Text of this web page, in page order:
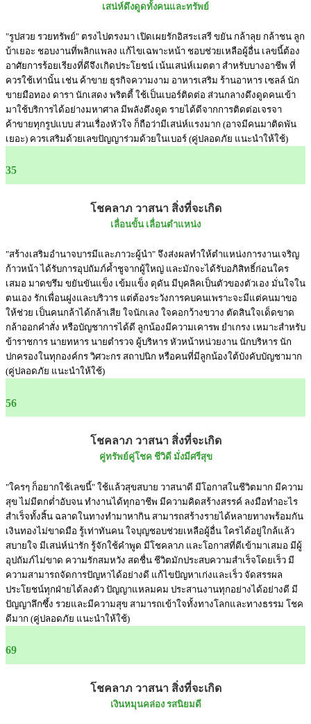
เสน่ห์ดึงดูดทั้งคนและทรัพย์
"รูปสวย รวยทรัพย์" ตรงไปตรงมา เปิดเผยรักอิสระเสรี ขยัน กล้าลุย กล้าชน ลูก
บ้าเยอะ ชอบงานที่พลิกแพลง แก้ไขเฉพาะหน้า ชอบช่วยเหลือผู้อื่น เลขนี้ต้อง
อาศัยการร้อยเรียงที่ดีจึงเกิดประโยชน์ เน้นเสน่ห์เมตตา สำหรับบางอาชีพ ที่
ควรใช้เท่านั้น เช่น ค้าขาย ธุรกิจความงาม อาหารเสริม ร้านอาหาร เซลล์ นัก
ขายมือทอง ดารา นักเสดง พริตตี้ ใช้เป็นเบอร์ติดต่อ ส่วนกลางดึงดูดคนเข้า
มาใช้บริการได้อย่างมหาศาล มีพลังดึงดูด รายได้ดีจากการติดต่อเจรจา
ค้าขายทุกรูปแบบ ส่วนเรื่องหัวใจ ก็ถือว่ามีเสน่ห์แรงมาก (อาจมีคนมาติดพัน
เยอะ) ควรเสริมด้วยเลขปัญญาร่วมด้วยในเบอร์ (คู่ปลอดภัย แนะนำให้ใช้)
35
โชคลาภ วาสนา สิ่งที่จะเกิด
เลื่อนขั้น เลื่อนตำแหน่ง
"สร้างเสริมอำนาจบารมีและภาวะผู้นำ" จึงส่งผลทำให้ตำแหน่งการงานเจริญ
ก้าวหน้า ได้รับการอุปถัมภ์ค้ำชูจากผู้ใหญ่ และมักจะได้รับอภิสิทธิ์ก่อนใคร
เสมอ มาดขรึม ขยันขันแข็ง เข้มแข็ง ดุดัน มีบุคลิคเป็นตัวของตัวเอง มั่นใจใน
ตนเอง รักเพื่อนฝูงและบริวาร แต่ต้องระวังการคบคนเพราะจะมีแต่คนมาขอ
ให้ช่วย เป็นคนกล้าได้กล้าเสีย ใจนักเลง ใจคอกว้างขวาง ตัดสินใจเด็ดขาด
กล้าออกคำสั่ง หรือบัญชาการได้ดี ลูกน้องมีความเคารพ ยำเกรง เหมาะสำหรับ
ข้าราชการ นายทหาร นายตำรวจ ผู้บริหาร หัวหน้าหน่วยงาน นักบริหาร นัก
ปกครองในทุกองค์กร วิศวะกร สถาปนิก หรือคนที่มีลูกน้องใต้บังคับบัญชามาก
(คู่ปลอดภัย แนะนำให้ใช้)
56
โชคลาภ วาสนา สิ่งที่จะเกิด
คู่ทรัพย์คู่โชค ชีวิดี มั่งมีศรีสุข
"ใครๆ ก็อยากใช้เลขนี้" ใช้แล้วสุขสบาย วาสนาดี มีโอกาสในชีวิตมาก มีความ
สุข ไม่มีตกต่ำอับจน ทำงานได้ทุกอาชีพ มีความคิดสร้างสรรค์ ลงมือทำอะไร
สำเร็จทั้งสิ้น ฉลาดในทางทำมาหากิน สามารถสร้างรายได้หลายทางพร้อมกัน
เงินทองไม่ขาดมือ รู้เท่าทันคน ใจบุญชอบช่วยเหลือผู้อื่น ใครได้อยู่ใกล้แล้ว
สบายใจ มีเสน่ห์น่ารัก รู้จักใช้คำพูด มีโชคลาภ และโอกาสที่ดีเข้ามาเสมอ มีผู้
อุปถัมภ์ไม่ขาด ความรักสมหวัง สดชื่น ชีวิตมักประสบความสำเร็จโดยเร็ว มี
ความสามารถจัดการปัญหาได้อย่างดี แก้ไขปัญหาเก่งและเร็ว จัดสรรผล
ประโยชน์ทุกฝ่ายได้ลงตัว ปัญญาแหลมคม ประสานงานทุกอย่างได้อย่างดี มี
ปัญญาลึกซึ้ง รวยและมีความสุข สามารถเข้าใจทั้งทางโลกและทางธรรม โชค
ดีมาก (คู่ปลอดภัย แนะนำให้ใช้)
69
โชคลาภ วาสนา สิ่งที่จะเกิด
เงินหมุนคล่อง รสนิยมดี